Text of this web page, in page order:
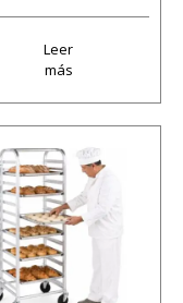
Leer
más